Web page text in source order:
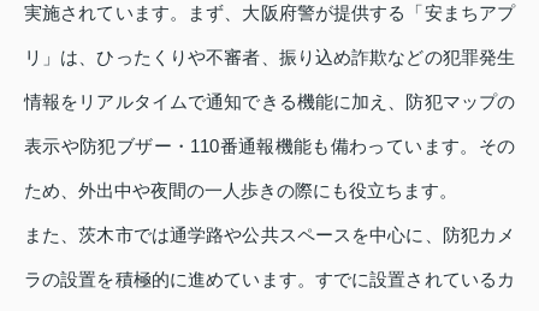
実施されています。まず、大阪府警が提供する「安まちアプ
リ」は、ひったくりや不審者、振り込め詐欺などの犯罪発生
情報をリアルタイムで通知できる機能に加え、防犯マップの
表示や防犯ブザー・110番通報機能も備わっています。その
ため、外出中や夜間の一人歩きの際にも役立ちます。
また、茨木市では通学路や公共スペースを中心に、防犯カメ
ラの設置を積極的に進めています。すでに設置されているカ